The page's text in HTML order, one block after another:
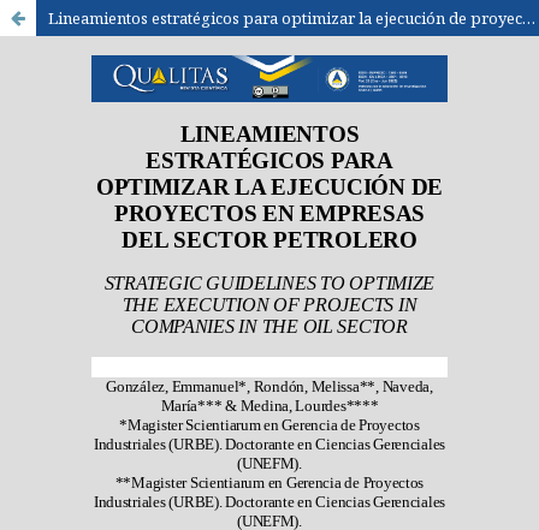
Lineamientos estratégicos para optimizar la ejecución de proyectos en empresas del sector petrolero